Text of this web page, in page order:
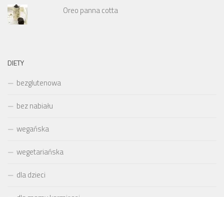
Oreo panna cotta
DIETY
bezglutenowa
bez nabiału
wegańska
wegetariańska
dla dzieci